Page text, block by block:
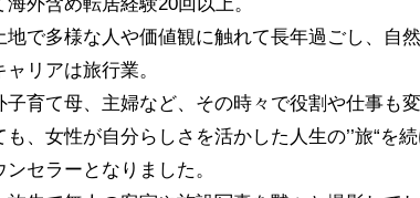
地で多様な人や価値観に触れて長年過ごし、自然
リアは旅行業。
子育て母、主婦など、その時々で役割や仕事も
、女性が自分らしさを活かした人生の’’旅“を
セラーとなりました。